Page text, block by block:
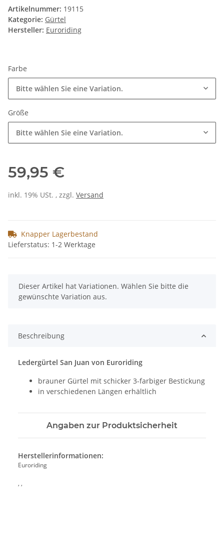
Artikelnummer: 19115
Kategorie: Gürtel
Hersteller: Euroriding
Farbe
Bitte wählen Sie eine Variation.
Größe
Bitte wählen Sie eine Variation.
59,95 €
inkl. 19% USt. , zzgl. Versand
Knapper Lagerbestand
Lieferstatus: 1-2 Werktage
x
Dieser Artikel hat Variationen. Wählen Sie bitte die
gewünschte Variation aus.
Beschreibung
Ledergürtel San Juan von Euroriding
brauner Gürtel mit schicker 3-farbiger Bestickung
in verschiedenen Längen erhältlich
Angaben zur Produktsicherheit
Herstellerinformationen:
Euroriding
, ,